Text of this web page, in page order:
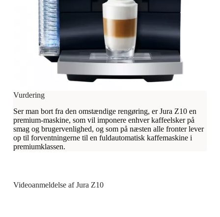
Vurdering
Ser man bort fra den omstændige rengøring, er Jura Z10 en
premium-maskine, som vil imponere enhver kaffeelsker på
smag og brugervenlighed, og som på næsten alle fronter lever
op til forventningerne til en fuldautomatisk kaffemaskine i
premiumklassen.
Videoanmeldelse af Jura Z10